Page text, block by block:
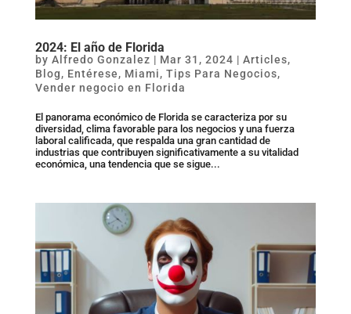
2024: El año de Florida
by Alfredo Gonzalez | Mar 31, 2024 | Articles,
Blog, Entérese, Miami, Tips Para Negocios,
Vender negocio en Florida
El panorama económico de Florida se caracteriza por su
diversidad, clima favorable para los negocios y una fuerza
laboral calificada, que respalda una gran cantidad de
industrias que contribuyen significativamente a su vitalidad
económica, una tendencia que se sigue...